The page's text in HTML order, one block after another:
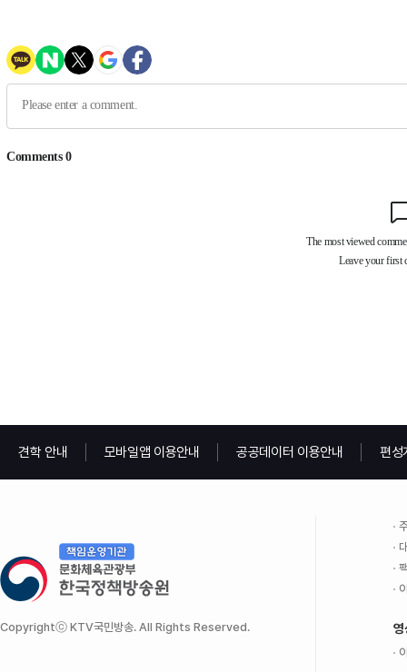
견학 안내 모바일앱 이용안내 공공데이터 이용안내 편성
Copyrightⓒ KTV국민방송. All Rights Reserved. 영